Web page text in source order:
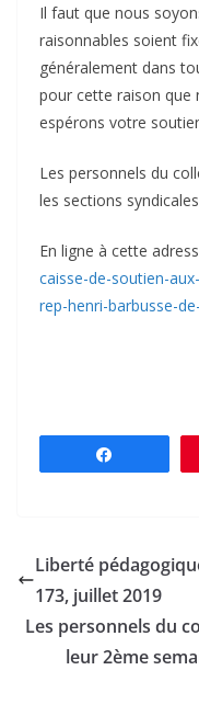
Il faut que nous
raisonnables soient
généralement dans
pour cette raison que
espérons votre
Les personnels du
les sections
En ligne à cette
caisse-de-soutien-
rep-henri-barbusse-
Liberté
173, juillet 2019
Les personnels du
leur 2ème